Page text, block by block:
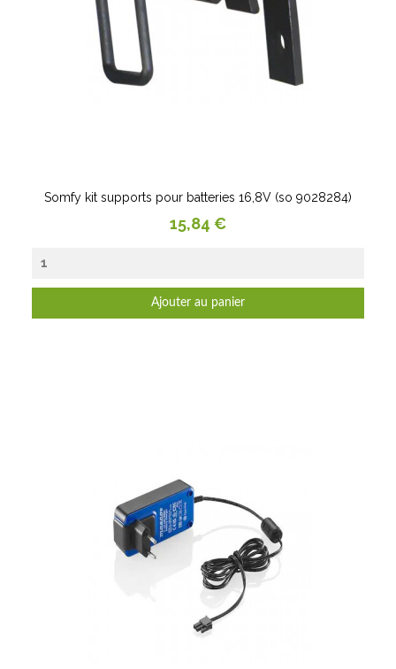
Somfy kit supports pour batteries 16,8V (so 9028284)
Prix
15,84 €
Ajouter au panier